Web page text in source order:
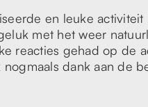
en leuke activiteit
met het weer
reacties gehad op de
dank aan de